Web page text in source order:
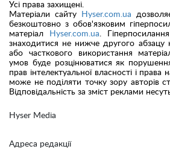
Hyser Media
Адреса редакції
Усі права захищені.
Матеріали сайту
Hyser.com.ua
безкоштовно з обов'язковим
матеріал
Hyser.com.ua.
знаходитися не нижче другого абзацу
або часткового використання
умов буде розцінюватися як
прав інтелектуальної власності і права
може не поділяти точку зору авторів
Відповідальність за зміст реклами